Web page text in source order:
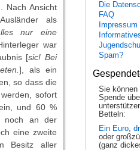
Nach Ansicht
als
nur eine
war
[sic! Bei
], als ein
so dass die
sofort
und 60 %
noch an der
eine zweite
Besitz aller
Die
FAQ
Impressum
Spam?
Sie
Spende
Betteln:
Ein Euro,
oder
(ganz